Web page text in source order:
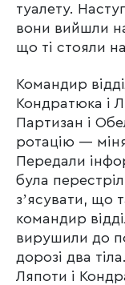
туалету.
вони вийшли
що ті стояли
Командир
Кондратюка і
Партизан і
ротацію —
Передали
була
зʼясувати, що
командир
вирушили до
дорозі два
Ляпоти і